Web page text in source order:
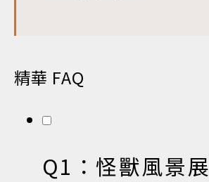
精華 FAQ
Q1：怪獸風景